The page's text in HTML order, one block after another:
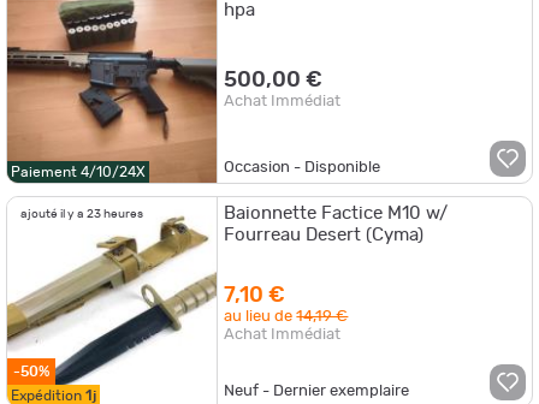
Paiement 4/10/24X
hpa
500,00 €
Achat Immédiat
Occasion - Disponible
ajouté il y a 23 heures
-50%
Expédition 1j
Baionnette Factice M10 w/
Fourreau Desert (Cyma)
7,10 €
au lieu de14,19 €
Achat Immédiat
Neuf - Dernier exemplaire